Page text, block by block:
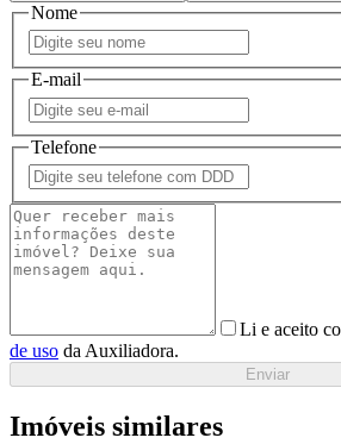
Nome
E-mail
Telefone
Li e aceito
de uso da Auxiliadora.
Enviar
Imóveis similares